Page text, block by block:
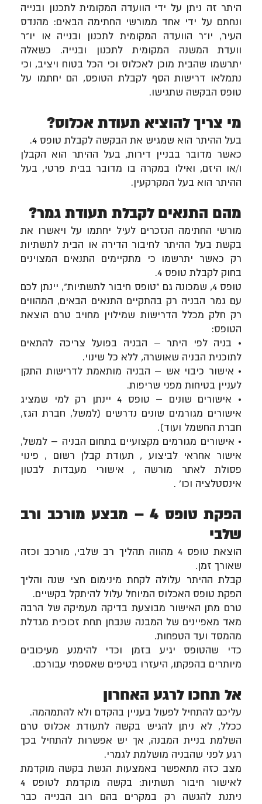
היתר זה ניתן על ידי הוועדה המקומית לתכנון ובנייה
ונחתם על ידי אחד ממורשי החתימה הבאים: מהנדס
העיר, יו"ר הוועדה המקומית לתכנון ובנייה או יו"ר
וועדת המשנה המקומית לתכנון ובנייה. כשאלה
יתרשמו שהבית מוכן לאכלוס וכי הכל בטוח ויציב, וכי
נתמלאו דרישות הסף לקבלת הטופס, הם יחתמו על
טופס הבקשה שתגישו.
מי צריך להוציא תעודת אכלוס?
בעל ההיתר הוא שמגיש את הבקשה לקבלת טופס 4.
כאשר מדובר בבניין דירות, בעל ההיתר הוא הקבלן
ו/או היזם, ואילו במקרה בו מדובר בבית פרטי, בעל
ההיתר הוא בעל המקרקעין.
מהם התנאים לקבלת תעודת גמר?
מורשי החתימה הנזכרים לעיל יחתמו על ויאשרו את
בקשת בעל ההיתר לחיבור הדירה או הבית לתשתיות
רק כאשר יתרשמו כי מתקיימים התנאים המצוינים
בחוק לקבלת טופס 4.
טופס 4, שמכונה גם "טופס חיבור לתשתיות", יינתן לכם
עם גמר הבניה רק בהתקיים התנאים הבאים, המהווים
רק חלק מכלל הדרישות שמילוין מחויב טרם הוצאת
הטופס:
• בניה לפי היתר – הבניה בפועל צריכה להתאים
לתוכנית הבניה שאושרה, ללא כל שינוי.
• אישור כיבוי אש – הבניה מותאמת לדרישות התקן
לעניין בטיחות מפני שריפות.
• אישורים שונים – טופס 4 יינתן רק למי שמציג
אישורים מגורמים שונים נדרשים (למשל, חברת הגז,
חברת החשמל ועוד).
• אישורים מגורמים מקצועיים בתחום הבניה – למשל,
אישור אחראי לביצוע , תעודת קבלן רשום , פינוי
פסולת לאתר מורשה , אישורי מעבדות לבטון
אינסטלציה וכו' .
הפקת טופס 4 – מבצע מורכב ורב
שלבי
הוצאת טופס 4 מהווה תהליך רב שלבי, מורכב וכזה
שאורך זמן.
קבלת ההיתר עלולה לקחת מינימום חצי שנה והליך
הפקת טופס האכלוס המיוחל עלול להיתקל בקשיים.
טרם מתן האישור מבוצעת בדיקה מעמיקה של הרבה
מאד מאפיינים של המבנה שנבחן תחת זכוכית מגדלת
מהמסד ועד הטפחות.
כדי שהטופס יגיע בזמן וכדי להימנע מעיכובים
מיותרים בהפקתו, היעזרו בטיפים שאספתי עבורכם.
אל תחכו לרגע האחרון
עליכם להתחיל לפעול בעניין בהקדם ולא להתמהמה.
ככלל, לא ניתן להגיש בקשה לתעודת אכלוס טרם
השלמת בניית המבנה, אך יש אפשרות להתחיל בכך
רגע לפני שהבניה מושלמת לגמרי.
מצב כזה מתאפשר באמצעות הגשת בקשה מוקדמת
לאישור חיבור תשתיות: בקשה מוקדמת לטופס 4
ניתנת להגשה רק במקרים בהם רוב הבנייה כבר